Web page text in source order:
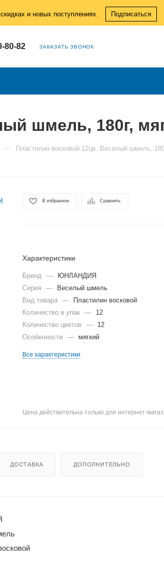
и новых поступлениях. Подписаться
80-82 ЗАКАЗАТЬ ЗВОНОК
шмель, 180г,
— Пластилин восковой 12цв. Веселый шмель,
В избранное Сравнить
Характеристики
Бренд —
ЮНЛАНДИЯ
Серия
—
Веселый шмель
Вид товара
—
Пластилин восковой
Количество в упак
—
12
Количество цветов
—
12
Особенности
— мягкий
Все характеристики
Цена действительна только для интернет-
ДОСТАВКА ДОПОЛНИТЕЛЬНО